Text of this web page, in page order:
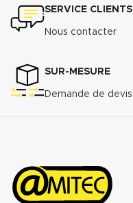
SERVICE CLIENTS
Nous contacter
SUR-MESURE
Demande de devis